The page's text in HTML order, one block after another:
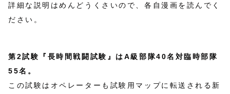
詳細な説明はめんどうくさいので、各自漫画を読んでく
ださい。
第2試験『長時間戦闘試験』はA級部隊40名対臨時部隊
55名。
この試験はオペレーターも試験用マップに転送される新